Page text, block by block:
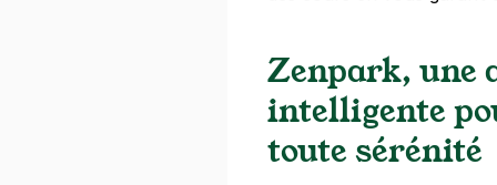
Paris -
39 bis rue
75005Paris
Zenpark, une
intelligente
toute sérénité